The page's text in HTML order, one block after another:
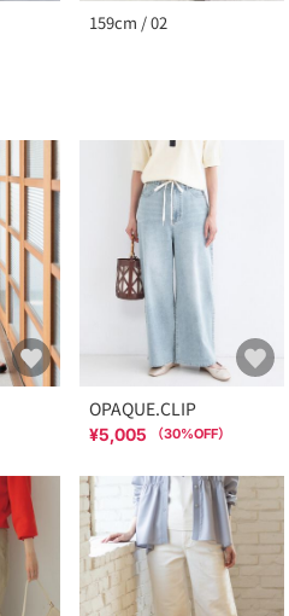
159cm / 02
OPAQUE.CLIP
¥5,005 （30%OFF）